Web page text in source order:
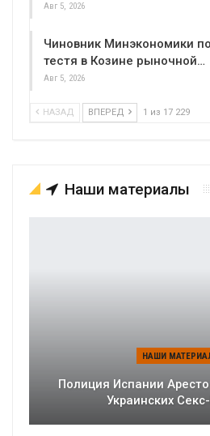
Авг 5, 2026
Чиновник Минэкономики
тестя в Козине рыночной…
Авг 5, 2026
НАЗАД ВПЕРЕД 1 из 17 229
Наши материалы
НАШИ
Полиция Испании
Украинских